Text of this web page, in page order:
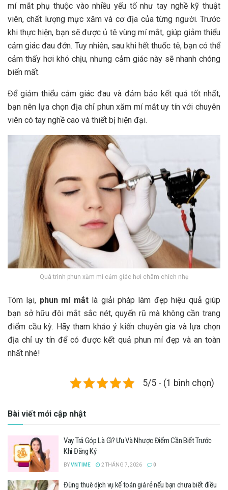
mí mắt phụ thuộc vào nhiều yếu tố như tay nghề kỹ thuật
viên, chất lượng mực xăm và cơ địa của từng người. Trước
khi thực hiện, bạn sẽ được ủ tê vùng mí mắt, giúp giảm thiểu
cảm giác đau đớn. Tuy nhiên, sau khi hết thuốc tê, bạn có thể
cảm thấy hơi khó chịu, nhưng cảm giác này sẽ nhanh chóng
biến mất.
Để giảm thiểu cảm giác đau và đảm bảo kết quả tốt nhất,
bạn nên lựa chọn địa chỉ phun xăm mí mắt uy tín với chuyên
viên có tay nghề cao và thiết bị hiện đại.
Quá trình phun xăm mí cảm giác hơi châm chích nhẹ
Tóm lại, phun mí mắtlà giải pháp làm đẹp hiệu quả giúp
bạn sở hữu đôi mắt sắc nét, quyến rũ mà không cần trang
điểm cầu kỳ. Hãy tham khảo ý kiến chuyên gia và lựa chọn
địa chỉ uy tín để có được kết quả phun mí đẹp và an toàn
nhất nhé!
5/5 - (1 bình chọn)
Bài viết mới cập nhật
Vay Trả Góp Là Gì? Ưu Và Nhược Điểm Cần Biết Trước
Khi Đăng Ký
BYVNTIME 2 THÁNG 7, 2026 0
Đừng thuê dịch vụ kế toán giá rẻ nếu bạn chưa biết điều